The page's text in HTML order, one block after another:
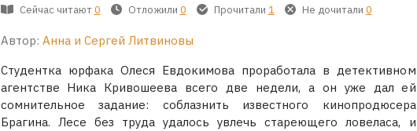
Сейчас читают 0 Отложили 0 Прочитали 1 Не дочитали 0
Автор: Анна и Сергей Литвиновы
Студентка юрфака Олеся Евдокимова проработала в детективном
агентстве Ника Кривошеева всего две недели, а он уже дал ей
сомнительное задание: соблазнить известного кинопродюсера
Брагина. Лесе без труда удалось увлечь стареющего ловеласа, и